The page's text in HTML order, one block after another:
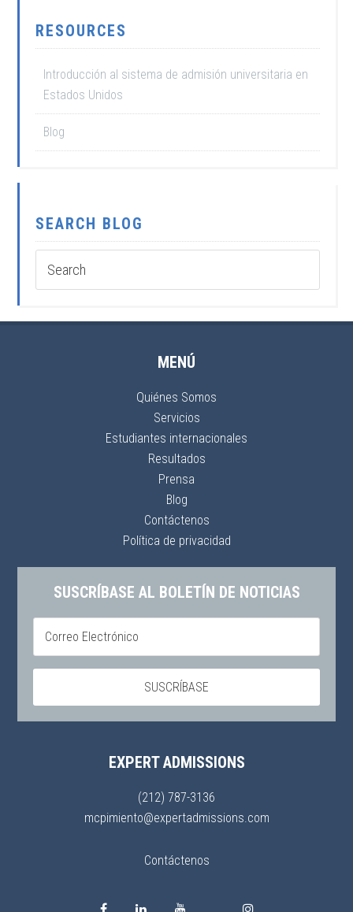
RESOURCES
Introducción al sistema de admisión universitaria en
Estados Unidos
Blog
SEARCH BLOG
MENÚ
Quiénes Somos
Servicios
Estudiantes internacionales
Resultados
Prensa
Blog
Contáctenos
Política de privacidad
SUSCRÍBASE AL BOLETÍN DE NOTICIAS
EXPERT ADMISSIONS
(212) 787-3136
mcpimiento@expertadmissions.com
Contáctenos